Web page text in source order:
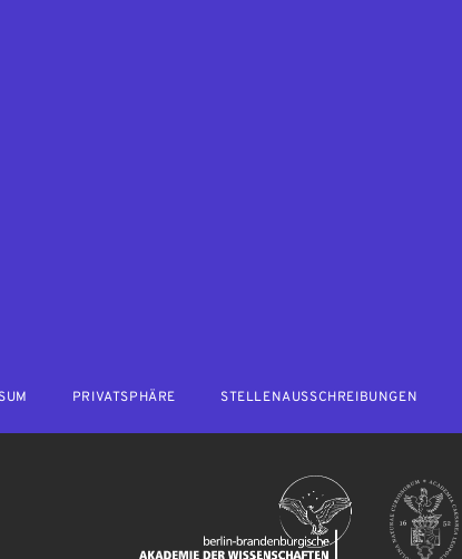
PRIVATSPHÄRE STELLENAUSSCHREIBUNGEN